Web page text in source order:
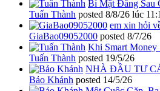
Bí Mật Đằng Sau
Tuấn Thành posted 8/8/26 lúc
em xin hỏi
GiaBao09052000 posted 8/7/26
Khi Smart Money
Tuấn Thành posted 19/5/26
NHÀ ĐẦU TƯ
Bảo Khánh posted 14/5/26